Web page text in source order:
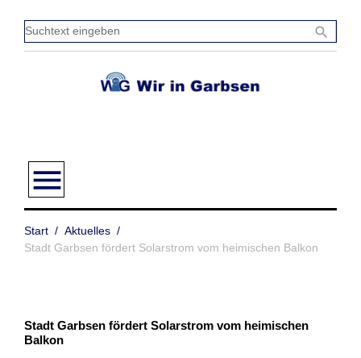
Inhalt
springen
search
menu
Start / Aktuelles /
Stadt Garbsen fördert Solarstrom vom heimischen Balkon
Stadt Garbsen fördert Solarstrom vom heimischen
Balkon